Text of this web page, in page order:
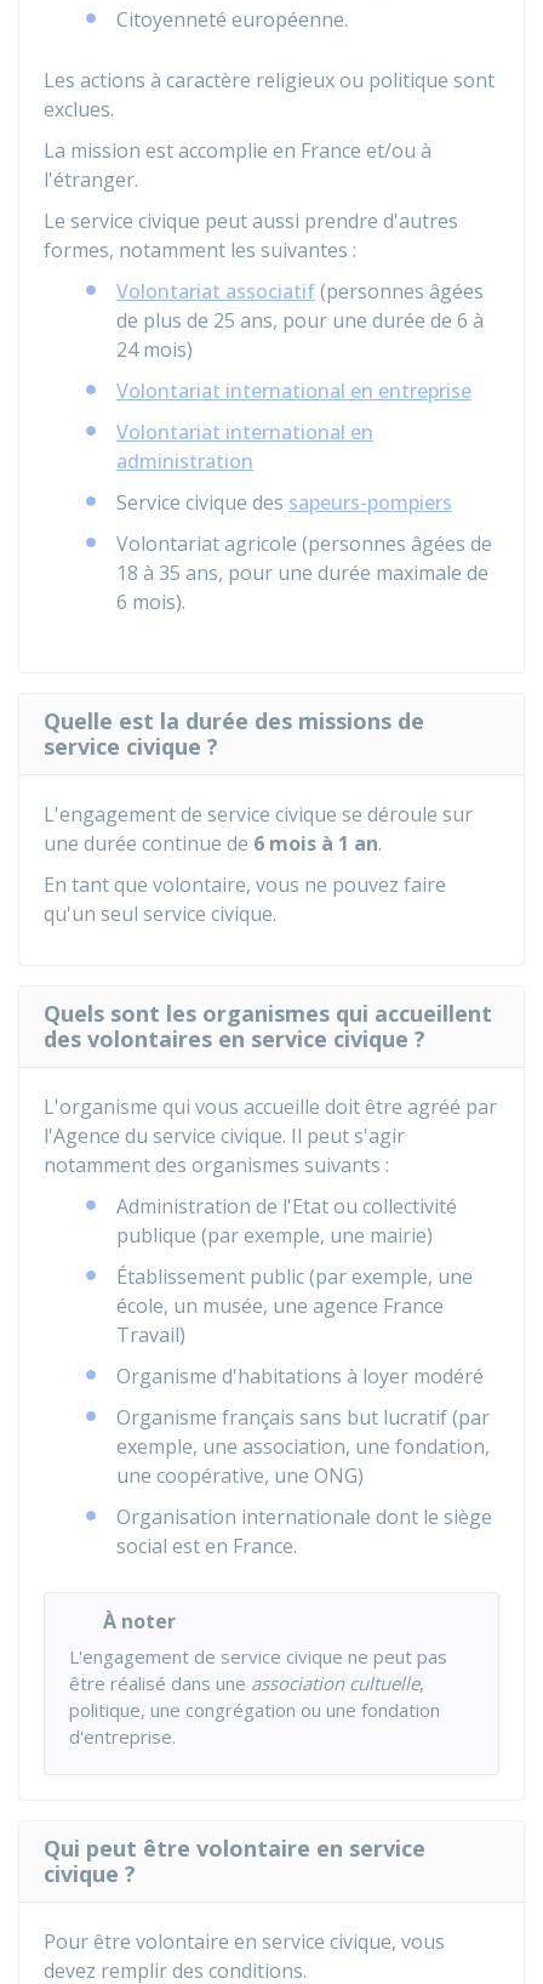
Citoyenneté européenne.
Les actions à caractère religieux ou politique sont
exclues.
La mission est accomplie en France et/ou à
l'étranger.
Le service civique peut aussi prendre d'autres
formes, notamment les suivantes :
Volontariat associatif(personnes âgées
de plus de 25 ans, pour une durée de 6 à
24 mois)
Volontariat international en entreprise
Volontariat international en
administration
Service civique des sapeurs-pompiers
Volontariat agricole (personnes âgées de
18 à 35 ans, pour une durée maximale de
6 mois).
Quelle est la durée des missions de
service civique ?
L'engagement de service civique se déroule sur
une durée continue de 6 mois à 1 an.
En tant que volontaire, vous ne pouvez faire
qu'un seul service civique.
Quels sont les organismes qui accueillent
des volontaires en service civique ?
L'organisme qui vous accueille doit être agréé par
l'Agence du service civique. Il peut s'agir
notamment des organismes suivants :
Administration de l'Etat ou collectivité
publique (par exemple, une mairie)
Établissement public (par exemple, une
école, un musée, une agence France
Travail)
Organisme d'habitations à loyer modéré
Organisme français sans but lucratif (par
exemple, une association, une fondation,
une coopérative, une ONG)
Organisation internationale dont le siège
social est en France.
À noter
L'engagement de service civique ne peut pas
être réalisé dans une association cultuelle,
politique, une congrégation ou une fondation
d'entreprise.
Qui peut être volontaire en service
civique ?
Pour être volontaire en service civique, vous
devez remplir des conditions.